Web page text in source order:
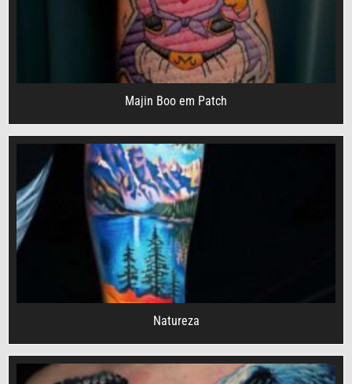
Majin Boo em Patch
Natureza